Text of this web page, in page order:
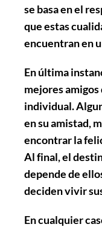
se basa en el
que estas
encuentran en
En última
mejores
individual.
en su amistad,
encontrar la
Al final, el
depende de
deciden vivir
En cualquier